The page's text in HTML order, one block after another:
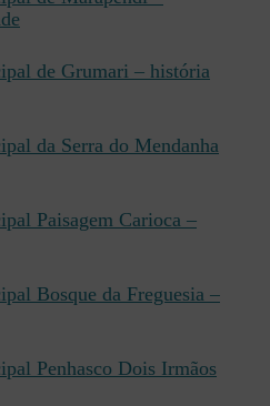
de Grumari – história
da Serra do Mendanha
Paisagem Carioca –
Bosque da Freguesia –
Penhasco Dois Irmãos